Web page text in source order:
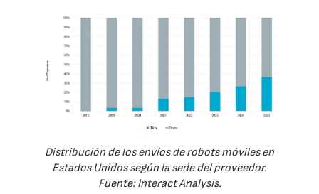
Distribución de los envíos de robots móviles en
Estados Unidos según la sede del proveedor.
Fuente: Interact Analysis.